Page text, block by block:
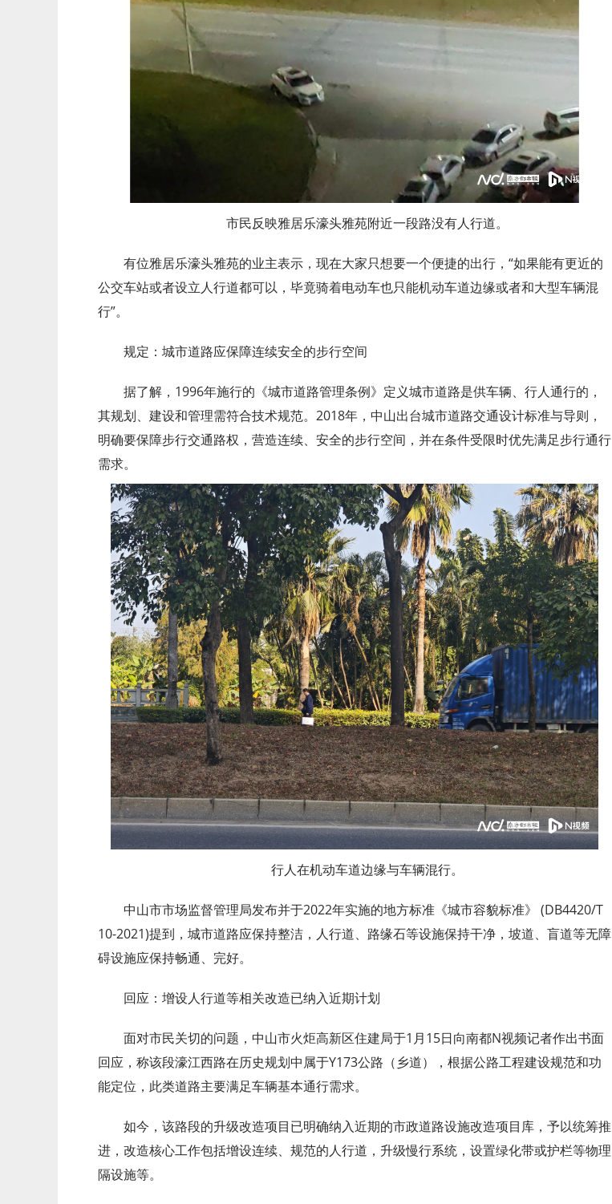
市民反映雅居乐濠头雅苑附近一段路没有人行道。
有位雅居乐濠头雅苑的业主表示，现在大家只想要一个便捷的出行，“如果能有更近的
公交车站或者设立人行道都可以，毕竟骑着电动车也只能机动车道边缘或者和大型车辆混
行”。
规定：城市道路应保障连续安全的步行空间
据了解，1996年施行的《城市道路管理条例》定义城市道路是供车辆、行人通行的，
其规划、建设和管理需符合技术规范。2018年，中山出台城市道路交通设计标准与导则，
明确要保障步行交通路权，营造连续、安全的步行空间，并在条件受限时优先满足步行通行
需求。
行人在机动车道边缘与车辆混行。
中山市市场监督管理局发布并于2022年实施的地方标准《城市容貌标准》 (DB4420/T
10-2021)提到，城市道路应保持整洁，人行道、路缘石等设施保持干净，坡道、盲道等无障
碍设施应保持畅通、完好。
回应：增设人行道等相关改造已纳入近期计划
面对市民关切的问题，中山市火炬高新区住建局于1月15日向南都N视频记者作出书面
回应，称该段濠江西路在历史规划中属于Y173公路（乡道），根据公路工程建设规范和功
能定位，此类道路主要满足车辆基本通行需求。
如今，该路段的升级改造项目已明确纳入近期的市政道路设施改造项目库，予以统筹推
进，改造核心工作包括增设连续、规范的人行道，升级慢行系统，设置绿化带或护栏等物理
隔设施等。